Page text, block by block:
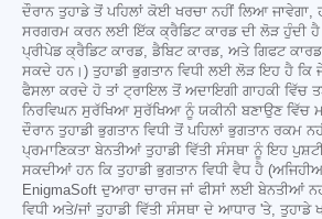
ਦੌਰਾਨ ਤੁਹਾਡੇ ਤੋਂ ਪਹਿਲਾਂ ਕੋਈ ਖਰਚਾ ਨਹੀਂ ਲਿਆ ਜਾਵੇਗਾ,
ਸਰਗਰਮ ਕਰਨ ਲਈ ਇੱਕ ਕ੍ਰੈਡਿਟ ਕਾਰਡ ਦੀ ਲੋੜ ਹੁੰਦੀ
ਪ੍ਰੀਪੇਡ ਕ੍ਰੈਡਿਟ ਕਾਰਡ, ਡੈਬਿਟ ਕਾਰਡ, ਅਤੇ ਗਿਫਟ ਕਾਰਡ
ਸਕਦੇ ਹਨ।) ਤੁਹਾਡੀ ਭੁਗਤਾਨ ਵਿਧੀ ਲਈ ਲੋੜ ਇਹ ਹੈ ਕਿ
ਫੈਸਲਾ ਕਰਦੇ ਹੋ ਤਾਂ ਟ੍ਰਾਇਲ ਤੋਂ ਅਦਾਇਗੀ ਗਾਹਕੀ ਵਿੱਚ
ਨਿਰਵਿਘਨ ਸੁਰੱਖਿਆ ਸੁਰੱਖਿਆ ਨੂੰ ਯਕੀਨੀ ਬਣਾਉਣ ਵਿੱਚ
ਦੌਰਾਨ ਤੁਹਾਡੀ ਭੁਗਤਾਨ ਵਿਧੀ ਤੋਂ ਪਹਿਲਾਂ ਭੁਗਤਾਨ ਰਕਮ
ਪ੍ਰਮਾਣਿਕਤਾ ਬੇਨਤੀਆਂ ਤੁਹਾਡੀ ਵਿੱਤੀ ਸੰਸਥਾ ਨੂੰ ਇਹ
ਸਕਦੀਆਂ ਹਨ ਕਿ ਤੁਹਾਡੀ ਭੁਗਤਾਨ ਵਿਧੀ ਵੈਧ ਹੈ
EnigmaSoft ਦੁਆਰਾ ਚਾਰਜ ਜਾਂ ਫੀਸਾਂ ਲਈ ਬੇਨਤੀਆਂ
ਵਿਧੀ ਅਤੇ/ਜਾਂ ਤੁਹਾਡੀ ਵਿੱਤੀ ਸੰਸਥਾ ਦੇ ਆਧਾਰ 'ਤੇ, ਤੁਹਾਡੇ